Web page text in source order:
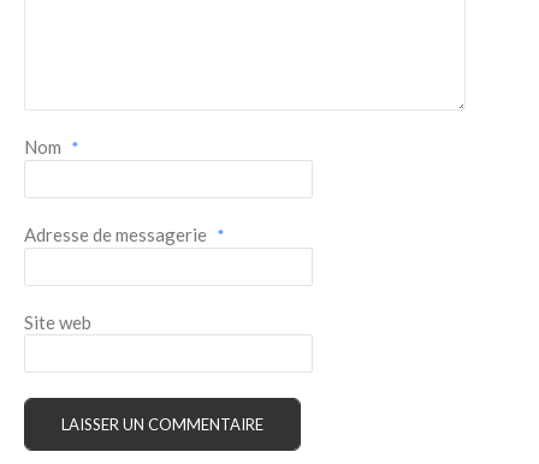
Nom *
Adresse de messagerie *
Site web